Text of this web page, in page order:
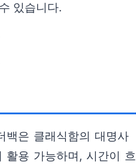
있습니다.
백은 클래식함의 대명사
활용 가능하며, 시간이 흐